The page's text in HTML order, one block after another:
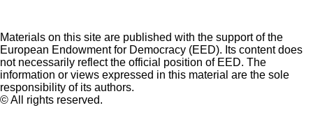
Materials on this site are published with the support of the
European Endowment for Democracy (EED). Its content does
not necessarily reflect the official position of EED. The
information or views expressed in this material are the sole
responsibility of its authors.
© All rights reserved.